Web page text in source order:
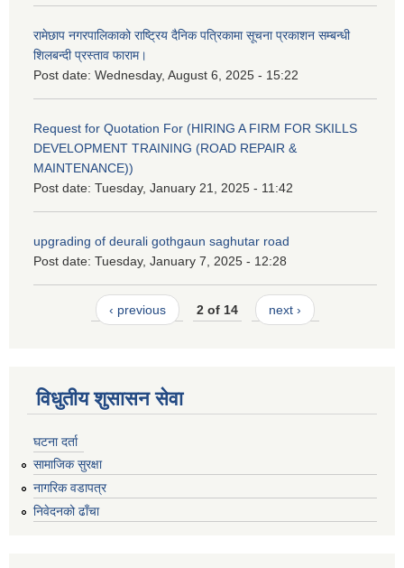
रामेछाप नगरपालिकाको राष्ट्रिय दैनिक पत्रिकामा सूचना प्रकाशन सम्बन्धी
शिलबन्दी प्रस्ताव फाराम।
Post date: Wednesday, August 6, 2025 - 15:22
Request for Quotation For (HIRING A FIRM FOR SKILLS
DEVELOPMENT TRAINING (ROAD REPAIR &
MAINTENANCE))
Post date: Tuesday, January 21, 2025 - 11:42
upgrading of deurali gothgaun saghutar road
Post date: Tuesday, January 7, 2025 - 12:28
‹ previous 2 of 14 next ›
विधुतीय शुसासन सेवा
घटना दर्ता
सामाजिक सुरक्षा
नागरिक वडापत्र
निवेदनको ढाँचा